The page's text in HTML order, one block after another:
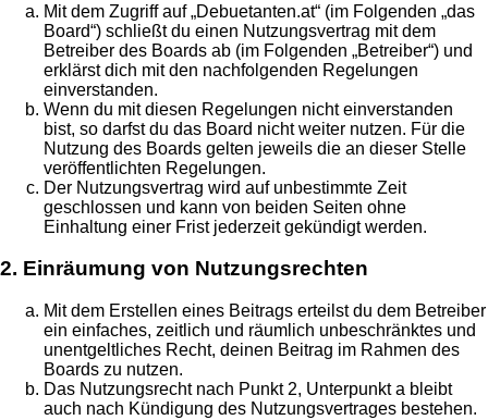
Mit dem Zugriff auf „Debuetanten.at“ (im Folgenden „das
Board“) schließt du einen Nutzungsvertrag mit dem
Betreiber des Boards ab (im Folgenden „Betreiber“) und
erklärst dich mit den nachfolgenden Regelungen
einverstanden.
Wenn du mit diesen Regelungen nicht einverstanden
bist, so darfst du das Board nicht weiter nutzen. Für die
Nutzung des Boards gelten jeweils die an dieser Stelle
veröffentlichten Regelungen.
Der Nutzungsvertrag wird auf unbestimmte Zeit
geschlossen und kann von beiden Seiten ohne
Einhaltung einer Frist jederzeit gekündigt werden.
2. Einräumung von Nutzungsrechten
Mit dem Erstellen eines Beitrags erteilst du dem Betreiber
ein einfaches, zeitlich und räumlich unbeschränktes und
unentgeltliches Recht, deinen Beitrag im Rahmen des
Boards zu nutzen.
Das Nutzungsrecht nach Punkt 2, Unterpunkt a bleibt
auch nach Kündigung des Nutzungsvertrages bestehen.